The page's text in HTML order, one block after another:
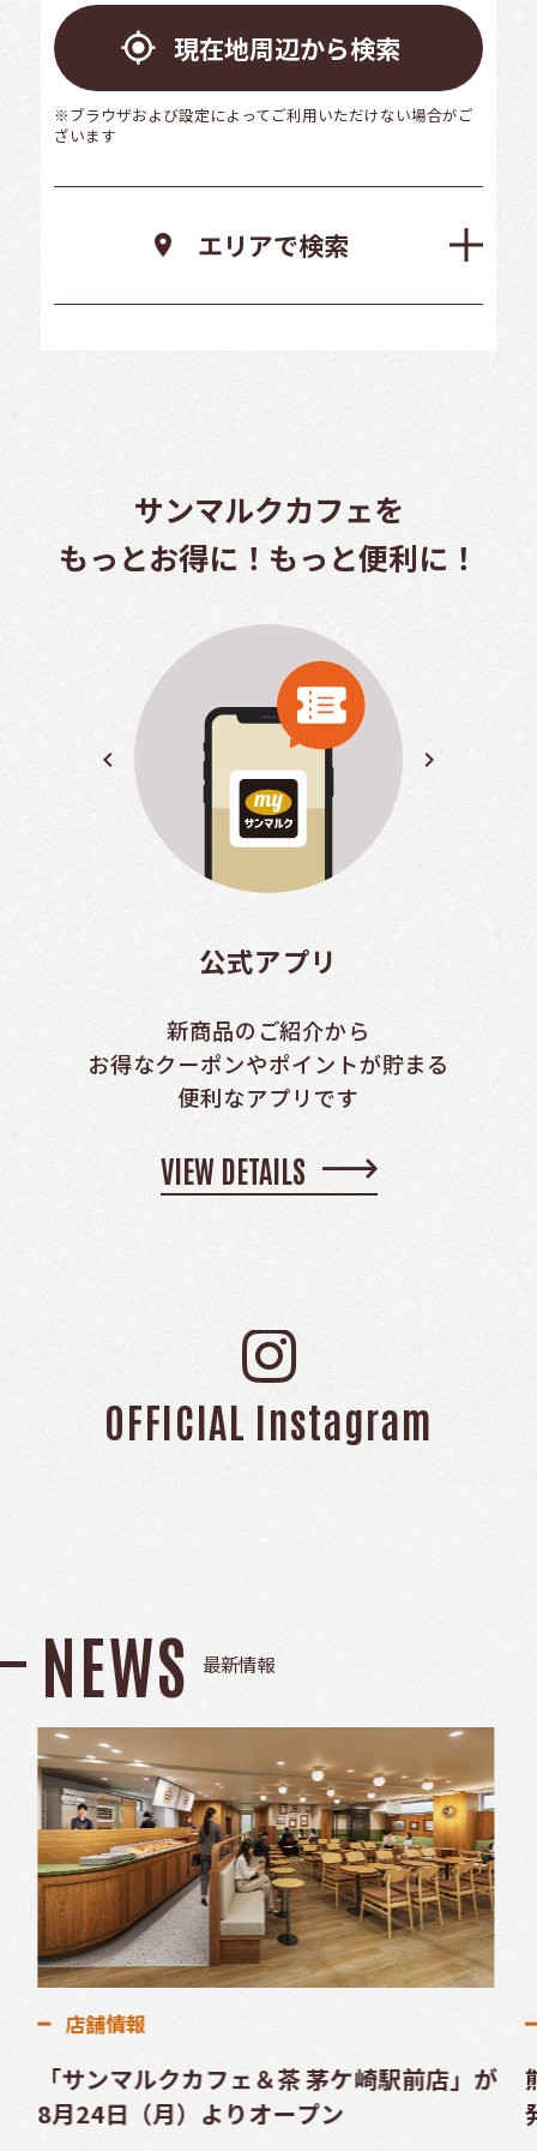
gps_fixed 現在地周辺から検索
※ブラウザおよび設定によってご利用いただけない場合がご
ざいます
location_on エリアで検索
keyboard_arrow_right 北海道 keyboard_arrow_right 青森県 keyboard_arrow_right 岩手県
keyboard_arrow_right 宮城県 keyboard_arrow_right 秋田県 keyboard_arrow_right 山形県
keyboard_arrow_right 福島県 keyboard_arrow_right 茨城県 keyboard_arrow_right 栃木県
keyboard_arrow_right 群馬県 keyboard_arrow_right 埼玉県 keyboard_arrow_right 千葉県
keyboard_arrow_right 東京都 keyboard_arrow_right 神奈川県 keyboard_arrow_right 新潟県
keyboard_arrow_right 富山県 keyboard_arrow_right 福井県 keyboard_arrow_right 山梨県
keyboard_arrow_right 岐阜県 keyboard_arrow_right 静岡県 keyboard_arrow_right 愛知県
keyboard_arrow_right 三重県 keyboard_arrow_right 滋賀県 keyboard_arrow_right 京都府
keyboard_arrow_right 大阪府 keyboard_arrow_right 兵庫県 keyboard_arrow_right 奈良県
keyboard_arrow_right 和歌山県 keyboard_arrow_right 鳥取県 keyboard_arrow_right 島根県
keyboard_arrow_right 岡山県 keyboard_arrow_right 広島県 keyboard_arrow_right 山口県
keyboard_arrow_right 徳島県 keyboard_arrow_right 香川県 keyboard_arrow_right 愛媛県
keyboard_arrow_right 高知県 keyboard_arrow_right 福岡県 keyboard_arrow_right 佐賀県
keyboard_arrow_right 長崎県 keyboard_arrow_right 熊本県 keyboard_arrow_right 大分県
keyboard_arrow_right 宮崎県 keyboard_arrow_right 鹿児島県 keyboard_arrow_right 沖縄県
サンマルクカフェを
もっとお得に！もっと便利に！
公式アプリ
新商品のご紹介から
お得なクーポンやポイントが貯まる
便利なアプリです
VIEW DETAILS
navigate_before navigate_next
OFFICIAL Instagram
NEWS 最新情報
店舗情報
「サンマルクカフェ＆茶 茅ケ崎駅前店」が
8月24日（月）よりオープン